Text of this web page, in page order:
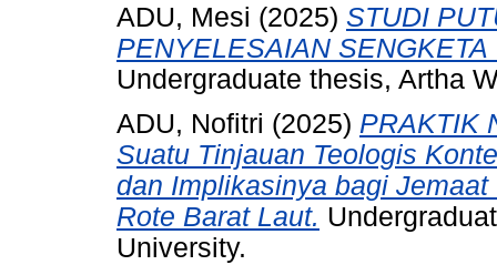
ADU, Mesi (2025) STUDI
PENYELESAIAN
Undergraduate thesis, Artha
ADU, Nofitri (2025) PRAKTIK
Suatu Tinjauan Teologis
dan Implikasinya bagi
Rote Barat Laut.
University.